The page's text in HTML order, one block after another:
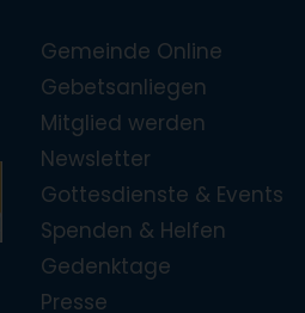
Gemeinde Online
Gebetsanliegen
Mitglied werden
Newsletter
Gottesdienste & Events
Spenden & Helfen
Gedenktage
Presse